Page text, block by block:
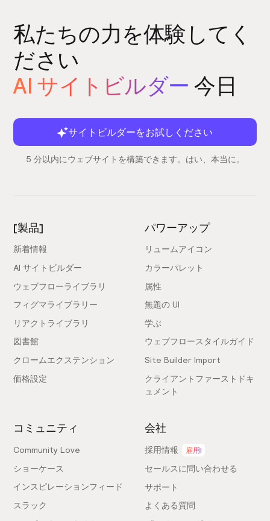
私たちの力を体験してく
ださい
AI サイトビルダー 今日
サイトビルダーをお試しください
5 分以内にウェブサイトを構築できます。はい、本当に。
[製品]
新着情報
AI サイトビルダー
ウェブフローライブラリ
フィグマライブラリー
リアクトライブラリ
図書館
クロームエクステンション
価格設定
パワーアップ
リュームアイコン
カラーパレット
属性
無題の UI
学ぶ
ウェブフロースタイルガイド
Site Builder Import
クライアントファーストドキ
ュメント
コミュニティ
Community Love
ショーケース
インスピレーションフィード
スラック
会社
採用情報 雇用!
セールスに問い合わせる
サポート
よくある質問